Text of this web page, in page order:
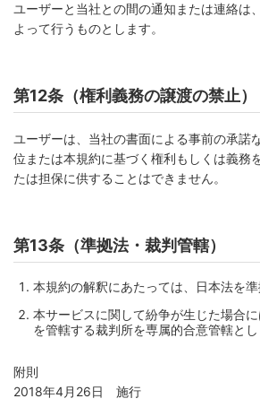
ユーザーと当社との間の通知または連絡は
よって行うものとします。
第12条（権利義務の譲渡の禁止）
ユーザーは、当社の書面による事前の承諾
位または本規約に基づく権利もしくは義務
たは担保に供することはできません。
第13条（準拠法・裁判管轄）
本規約の解釈にあたっては、日本法を準
本サービスに関して紛争が生じた場合
を管轄する裁判所を専属的合意管轄とし
附則
2018年4月26日 施行